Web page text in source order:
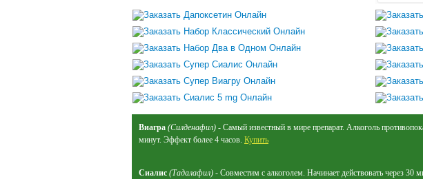
Виагра (Силденафил) - Самый известный в мире препарат. Алкоголь
минут. Эффект более 4 часов. Купить
Сиалис (Тадалафил) - Совместим с алкоголем. Начинает действовать через 30